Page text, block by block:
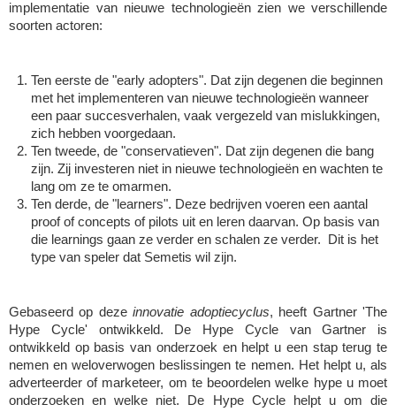
Yaël Vanhoe
implementatie van nieuwe technologieën zien we verschillende
soorten actoren:
Ten eerste de "early adopters". Dat zijn degenen die beginnen
met het implementeren van nieuwe technologieën wanneer
een paar succesverhalen, vaak vergezeld van mislukkingen,
zich hebben voorgedaan.
Ten tweede, de "conservatieven". Dat zijn degenen die bang
zijn. Zij investeren niet in nieuwe technologieën en wachten te
lang om ze te omarmen.
Ten derde, de "learners". Deze bedrijven voeren een aantal
proof of concepts of pilots uit en leren daarvan. Op basis van
die learnings gaan ze verder en schalen ze verder.  Dit is het
type van speler dat Semetis wil zijn.
Gebaseerd op deze innovatie adoptiecyclus, heeft Gartner 'The
Hype Cycle' ontwikkeld. De Hype Cycle van Gartner is
ontwikkeld op basis van onderzoek en helpt u een stap terug te
nemen en weloverwogen beslissingen te nemen. Het helpt u, als
adverteerder of marketeer, om te beoordelen welke hype u moet
onderzoeken en welke niet. De Hype Cycle helpt u om die